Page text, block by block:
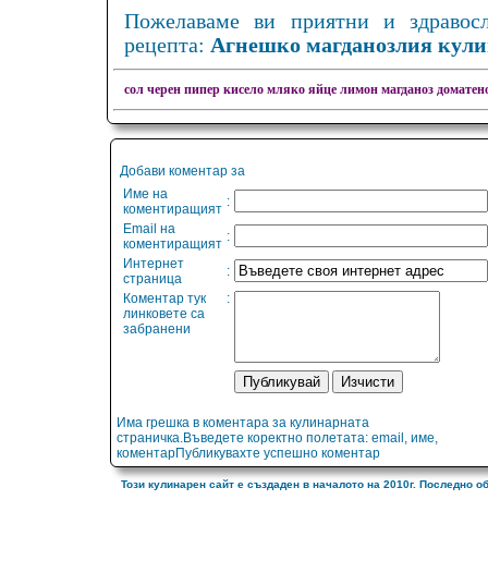
Пожелаваме ви приятни и
рецепта: Агнешко магданозлия
сол черен пипер кисело мляко яйце лимон магданоз
Добави коментар за
Име на
коментиращият :
Email на
коментиращият :
Интернет
страница
:
Коментар тук
линковете са
забранени
:
Има грешка в коментара за кулинарната
страничка.Въведете коректно полетата: email, име,
коментарПубликувахте успешно коментар
Този кулинарен сайт е създаден в началото на 2010г. Последно